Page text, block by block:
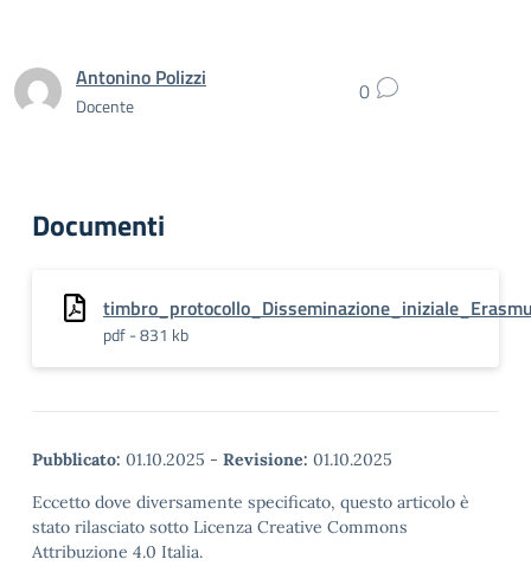
Antonino Polizzi
Docente 0
Documenti
pdf - 831 kb
Pubblicato: 01.10.2025 - Revisione: 01.10.2025
Eccetto dove diversamente specificato, questo articolo è
stato rilasciato sotto Licenza Creative Commons
Attribuzione 4.0 Italia.